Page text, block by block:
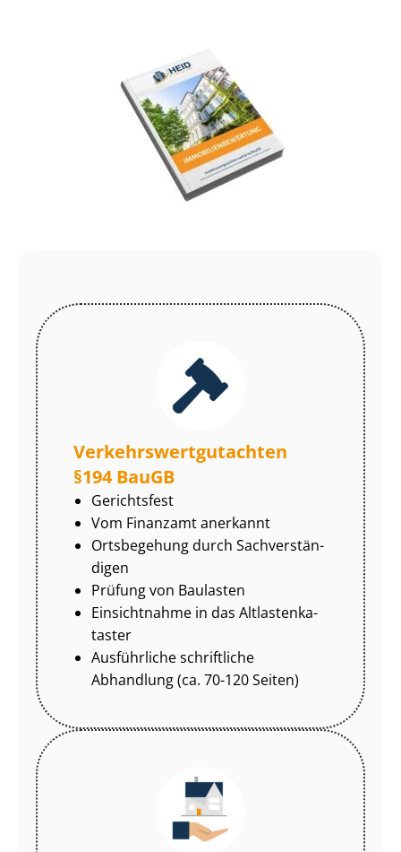
Ver­kehrs­wert­gut­ach­ten
§194 BauGB
Gerichtsfest
Vom Finanzamt anerkannt
Ortsbegehung durch Sach­ver­stän­
di­gen
Prüfung von Baulasten
Einsichtnahme in das Alt­las­ten­ka­
tas­ter
Ausführliche schriftliche
Abhandlung (ca. 70-120 Seiten)